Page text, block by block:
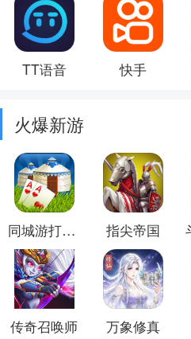
TT语音 快手
火爆新游
同城游打大尖 指尖帝国
传奇召唤师 万象修真